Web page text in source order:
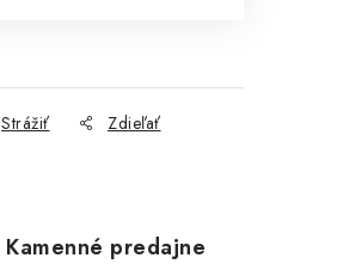
Strážiť Zdieľať
Kamenné predajne